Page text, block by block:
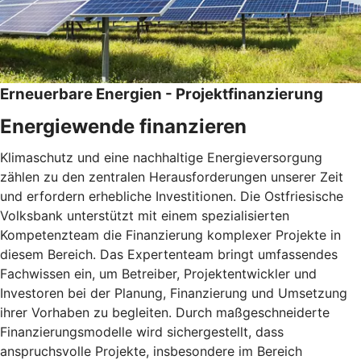
Erneuerbare Energien - Projektfinanzierung
Energiewende finanzieren
Klimaschutz und eine nachhaltige Energieversorgung
zählen zu den zentralen Herausforderungen unserer Zeit
und erfordern erhebliche Investitionen. Die Ostfriesische
Volksbank unterstützt mit einem spezialisierten
Kompetenzteam die Finanzierung komplexer Projekte in
diesem Bereich. Das Expertenteam bringt umfassendes
Fachwissen ein, um Betreiber, Projektentwickler und
Investoren bei der Planung, Finanzierung und Umsetzung
ihrer Vorhaben zu begleiten. Durch maßgeschneiderte
Finanzierungsmodelle wird sichergestellt, dass
anspruchsvolle Projekte, insbesondere im Bereich